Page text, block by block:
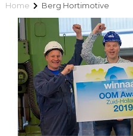
Home Berg Hortimotive